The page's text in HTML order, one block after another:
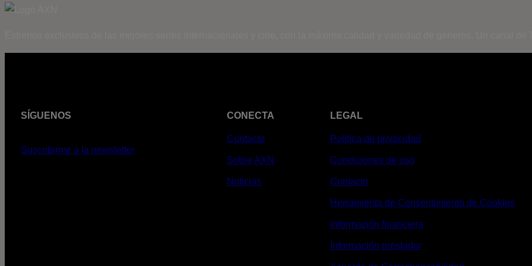
SÍGUENOS
Suscribirme a la newsletter
CONECTA
Contacto
Sobre AXN
Noticias
LEGAL
Política de privacidad
Condiciones de uso
Contacto
Herramienta de Consentimiento de Cookies
Información financiera
Información prestador